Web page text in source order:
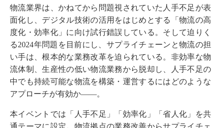
物流業界は、かねてから問題視されていた人手不足が表
面化し、デジタル技術の活用をはじめとする「物流の高
度化・効率化」に向け試行錯誤している。そして迫りく
る2024年問題を目前にし、サプライチェーンと物流の担
い手は、根本的な業務改革を迫られている。非効率な物
流体制、生産性の低い物流業務から脱却し、人手不足の
中でも持続可能な物流を構築・運営するにはどのような
アプローチが有効か――。
本イベントでは「人手不足」「効率化」「省人化」を共
通テーマに設定。物流拠点の業務改善からサプライチェ